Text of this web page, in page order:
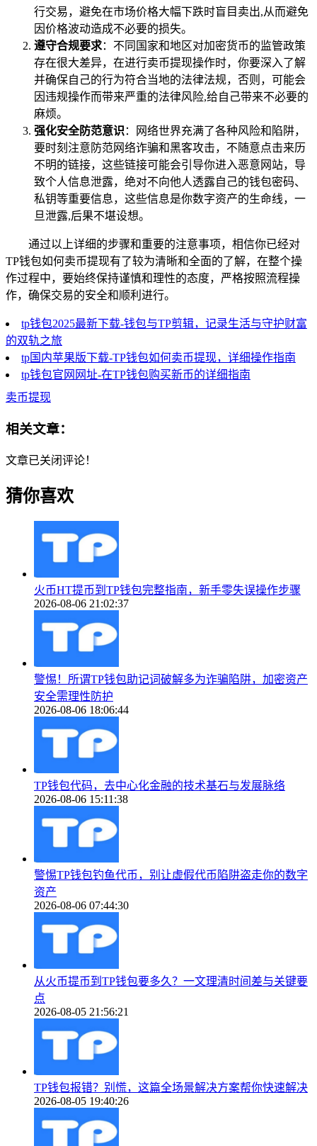
行交易，避免在市场价格大幅下跌时盲目卖出,从而避免
因价格波动造成不必要的损失。
遵守合规要求：不同国家和地区对加密货币的监管政策
存在很大差异，在进行卖币提现操作时，你要深入了解
并确保自己的行为符合当地的法律法规，否则，可能会
因违规操作而带来严重的法律风险,给自己带来不必要的
麻烦。
强化安全防范意识 ：网络世界充满了各种风险和陷阱，
要时刻注意防范网络诈骗和黑客攻击，不随意点击来历
不明的链接，这些链接可能会引导你进入恶意网站，导
致个人信息泄露，绝对不向他人透露自己的钱包密码、
私钥等重要信息，这些信息是你数字资产的生命线，一
旦泄露,后果不堪设想。
通过以上详细的步骤和重要的注意事项，相信你已经对
TP钱包如何卖币提现有了较为清晰和全面的了解，在整个操
作过程中，要始终保持谨慎和理性的态度，严格按照流程操
作，确保交易的安全和顺利进行。
tp钱包2025最新下载-钱包与TP剪辑，记录生活与守护财富
的双轨之旅
tp国内苹果版下载-TP钱包如何卖币提现，详细操作指南
tp钱包官网网址-在TP钱包购买新币的详细指南
卖币提现
相关文章：
文章已关闭评论！
猜你喜欢
火币HT提币到TP钱包完整指南，新手零失误操作步骤
2026-08-06 21:02:37
警惕！所谓TP钱包助记词破解多为诈骗陷阱，加密资产
安全需理性防护
2026-08-06 18:06:44
TP钱包代码，去中心化金融的技术基石与发展脉络
2026-08-06 15:11:38
警惕TP钱包钓鱼代币，别让虚假代币陷阱盗走你的数字
资产
2026-08-06 07:44:30
从火币提币到TP钱包要多久？一文理清时间差与关键要
点
2026-08-05 21:56:21
TP钱包报错？别慌，这篇全场景解决方案帮你快速解决
2026-08-05 19:40:26